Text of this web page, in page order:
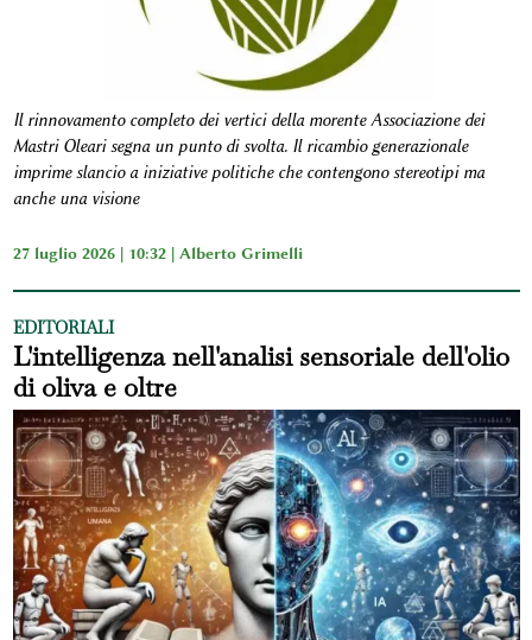
Il rinnovamento completo dei vertici della morente Associazione dei
Mastri Oleari segna un punto di svolta. Il ricambio generazionale
imprime slancio a iniziative politiche che contengono stereotipi ma
anche una visione
27 luglio 2026 | 10:32 | Alberto Grimelli
EDITORIALI
L'intelligenza nell'analisi sensoriale dell'olio
di oliva e oltre